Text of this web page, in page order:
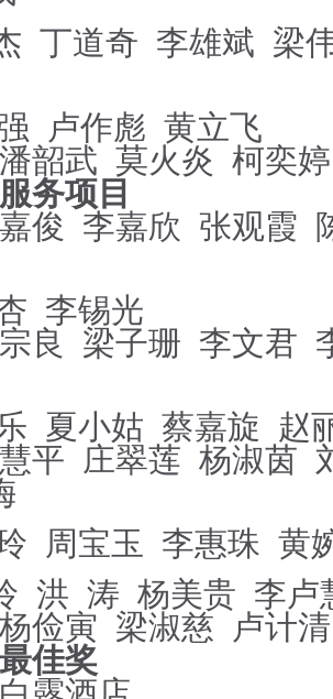
丁道奇 李雄斌 梁
卢作彪 黄立飞
潘韶武 莫火炎 柯奕婷
务项目
俊 李嘉欣 张观霞
李锡光
良 梁子珊 李文君
夏小姑 蔡嘉旋 赵
平 庄翠莲 杨淑茵
周宝玉 李惠珠 黄
洪 涛 杨美贵 李卢
杨俭寅 梁淑慈
卢计清
佳奖